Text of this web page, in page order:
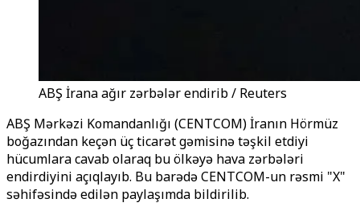
ABŞ İrana ağır zərbələr endirib / Reuters
ABŞ Mərkəzi Komandanlığı (CENTCOM) İranın Hörmüz
boğazından keçən üç ticarət gəmisinə təşkil etdiyi
hücumlara cavab olaraq bu ölkəyə hava zərbələri
endirdiyini açıqlayıb. Bu barədə CENTCOM-un rəsmi "X"
səhifəsində edilən paylaşımda bildirilib.